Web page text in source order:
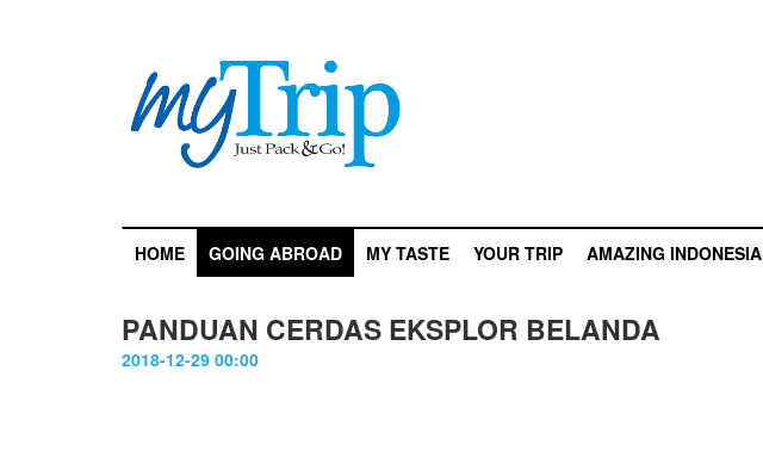
HOME GOING ABROAD MY TASTE YOUR TRIP AMAZING INDONESIA
PANDUAN CERDAS EKSPLOR BELANDA
2018-12-29 00:00